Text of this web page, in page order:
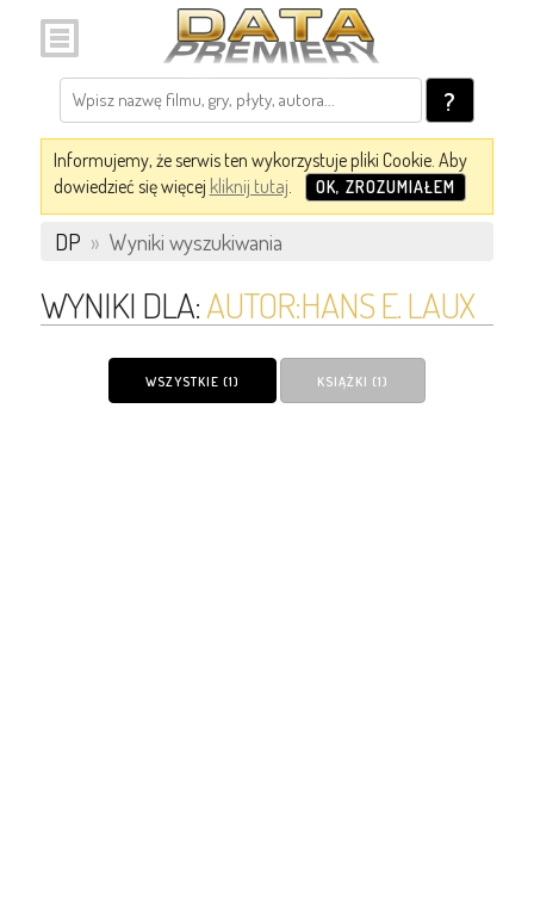
?
Informujemy, że serwis ten wykorzystuje pliki Cookie. Aby
dowiedzieć się więcej kliknij tutaj. OK, ZROZUMIAŁEM
DP » Wyniki wyszukiwania
WYNIKI DLA:AUTOR:HANS E. LAUX
WSZYSTKIE (1) KSIĄŻKI (1)